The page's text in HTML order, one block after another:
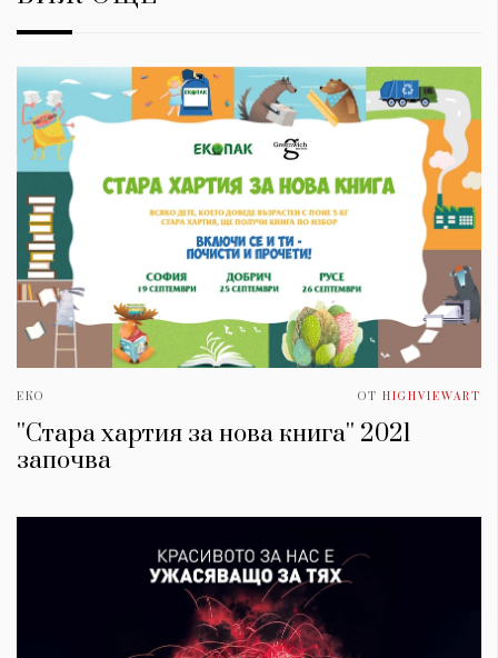
ЕКО ОТ HIGHVIEWART
''Стара хартия за нова книга'' 2021
започва